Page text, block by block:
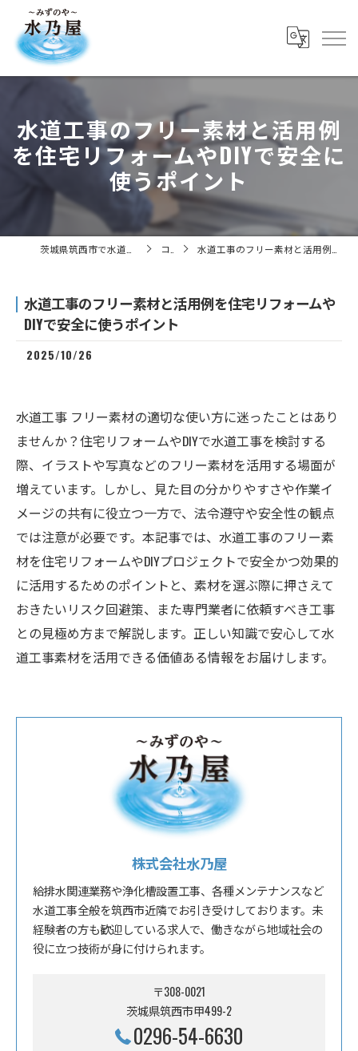
水道工事のフリー素材と活用例
を住宅リフォームやDIYで安全に
使うポイント
コラム 水道工事のフリー素材と活用例を住宅リフォームやDIYで安全に使うポイント
水道工事のフリー素材と活用例を住宅リフォームや
DIYで安全に使うポイント
2025/10/26
水道工事 フリー素材の適切な使い方に迷ったことはあり
ませんか？住宅リフォームやDIYで水道工事を検討する
際、イラストや写真などのフリー素材を活用する場面が
増えています。しかし、見た目の分かりやすさや作業イ
メージの共有に役立つ一方で、法令遵守や安全性の観点
では注意が必要です。本記事では、水道工事のフリー素
材を住宅リフォームやDIYプロジェクトで安全かつ効果的
に活用するためのポイントと、素材を選ぶ際に押さえて
おきたいリスク回避策、また専門業者に依頼すべき工事
との見極め方まで解説します。正しい知識で安心して水
道工事素材を活用できる価値ある情報をお届けします。
株式会社水乃屋
給排水関連業務や浄化槽設置工事、各種メンテナンスなど
水道工事全般を筑西市近隣でお引き受けしております。未
経験者の方も歓迎している求人で、働きながら地域社会の
役に立つ技術が身に付けられます。
〒308-0021
茨城県筑西市甲499-2
0296-54-6630